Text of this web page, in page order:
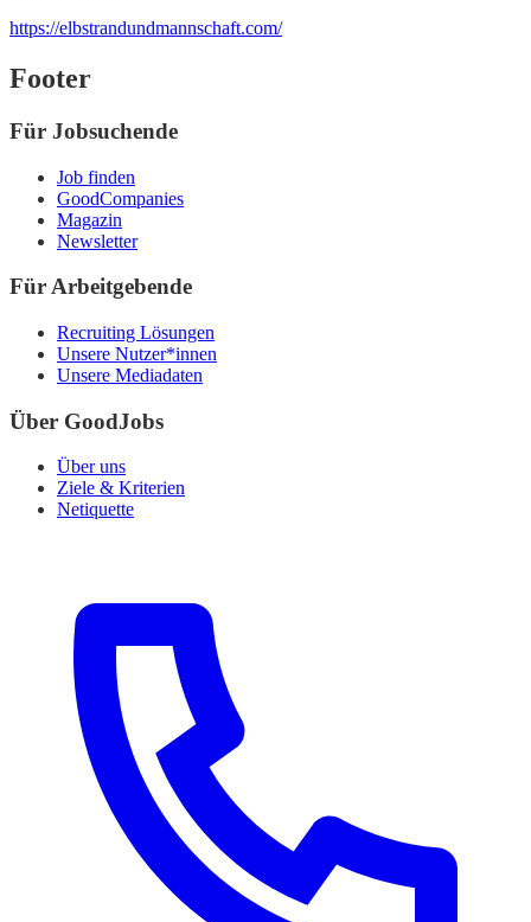
https://elbstrandundmannschaft.com/
Footer
Für Jobsuchende
Job finden
GoodCompanies
Magazin
Newsletter
Für Arbeitgebende
Recruiting Lösungen
Unsere Nutzer*innen
Unsere Mediadaten
Über GoodJobs
Über uns
Ziele & Kriterien
Netiquette